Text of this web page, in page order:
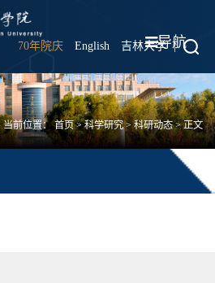
70年院庆 English 吉林大学 |
导航
当前位置：首页>科学研究>科研动态> 正文